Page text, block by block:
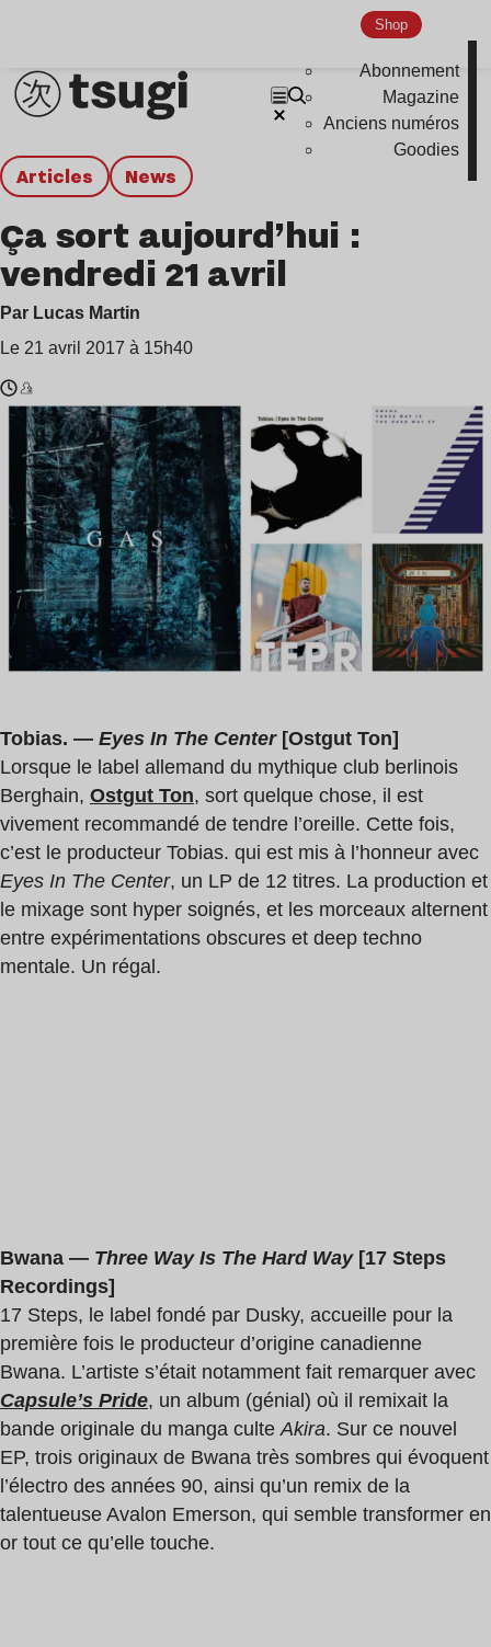
Shop
Abonnement
Magazine
Anciens numéros
Goodies
Articles news
Ça sort aujourd’hui :
vendredi 21 avril
Par Lucas Martin
Le 21 avril 2017 à 15h40
Temps
lecture
2
min
Tobias.
Bwana
Senbeï
Tobias. — Eyes In The Center[Ostgut Ton]
Lorsque le label allemand du mythique club berlinois
Berghain, Ostgut Ton, sort quelque chose, il est
vivement recommandé de tendre l’oreille. Cette fois,
c’est le producteur Tobias. qui est mis à l’honneur avec
Eyes In The Center, un LP de 12 titres. La production et
le mixage sont hyper soignés, et les morceaux alternent
entre expérimentations obscures et deep techno
mentale. Un régal.
Bwana — Three Way Is The Hard Way[17 Steps
Recordings]
17 Steps, le label fondé par Dusky, accueille pour la
première fois le producteur d’origine canadienne
Bwana. L’artiste s’était notamment fait remarquer avec
Capsule’s Pride, un album (génial) où il remixait la
bande originale du manga culteAkira. Sur ce nouvel
EP, trois originaux de Bwana très sombres qui évoquent
l’électro des années 90, ainsi qu’un remix de la
talentueuse Avalon Emerson, qui semble transformer en
or tout ce qu’elle touche.